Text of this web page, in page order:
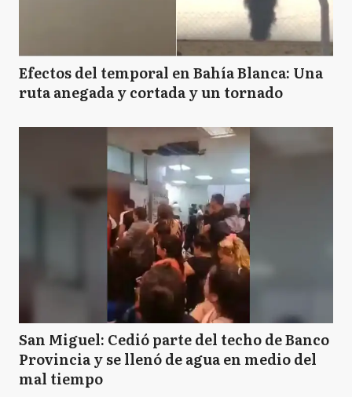
Efectos del temporal en Bahía Blanca: Una
ruta anegada y cortada y un tornado
San Miguel: Cedió parte del techo de Banco
Provincia y se llenó de agua en medio del
mal tiempo